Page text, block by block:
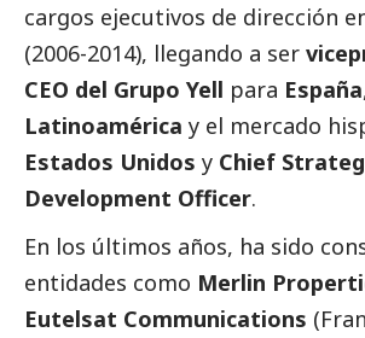
cargos ejecutivos de dirección
(2006-2014), llegando a ser
CEO del Grupo Yell para España
Latinoamérica y el mercado
Estados Unidos y Chief
Development Officer.
En los últimos años, ha sido
entidades como Merlin
Eutelsat Communications